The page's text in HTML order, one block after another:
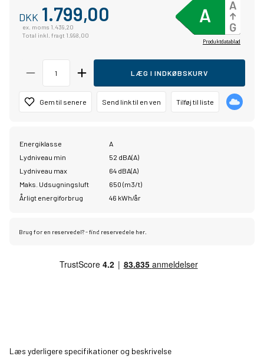
DKK 1.799,00
ex. moms 1.439,20
Total inkl. fragt 1.998,00
Produktdatablad
LÆG I INDKØBSKURV
Gem til senere Send link til en ven Tilføj til liste
Energiklasse
A
Lydniveau min
52 dBA(A)
Lydniveau max
64 dBA(A)
Maks. Udsugningsluft
650 (m3/t)
Årligt energiforbrug
46 kWh/år
Brug for en reservedel? - find reservedele her.
Læs yderligere specifikationer og beskrivelse